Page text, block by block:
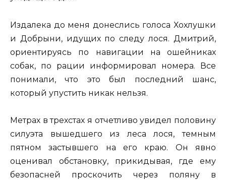
Издалека до меня донеслись голоса Хохлушки
и Добрыни, идущих по следу лося. Дмитрий,
ориентируясь по навигации на ошейниках
собак, по рации информировал номера. Все
понимали, что это был последний шанс,
который упустить никак нельзя.
Метрах в трехстах я отчетливо увидел половину
силуэта вышедшего из леса лося, темным
пятном застывшего на его краю. Он явно
оценивал обстановку, прикидывая, где ему
безопасней проскочить через поляну в